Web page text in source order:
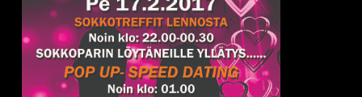
pe
17.2.